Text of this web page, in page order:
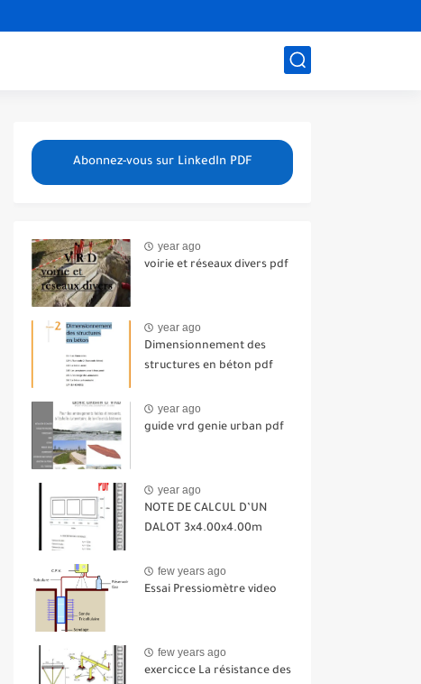
Abonnez-vous sur LinkedIn PDF
year ago
voirie et réseaux divers pdf
year ago
Dimensionnement des
structures en béton pdf
year ago
guide vrd genie urban pdf
year ago
NOTE DE CALCUL D’UN
DALOT 3x4.00x4.00m
few years ago
Essai Pressiomètre video
few years ago
exercicce La résistance des